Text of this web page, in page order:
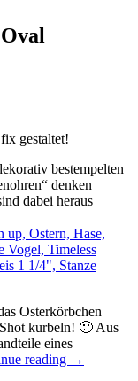
gestaltet!
bestempelten
denken
dabei heraus
Osterkörbchen
kurbeln! 🙂 Aus
eines
reading →